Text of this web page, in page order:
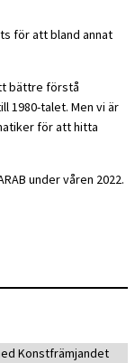
för att bland annat
bättre förstå
1980-talet. Men vi är
för att hitta
under våren 2022.
Konstfrämjandet